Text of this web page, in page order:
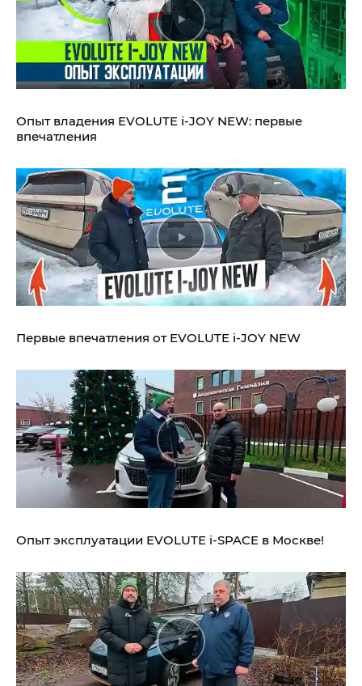
Опыт владения EVOLUTE i‑JOY NEW: первые
впечатления
Первые впечатления от EVOLUTE i‑JOY NEW
Опыт эксплуатации EVOLUTE i‑SPACE в Москве!